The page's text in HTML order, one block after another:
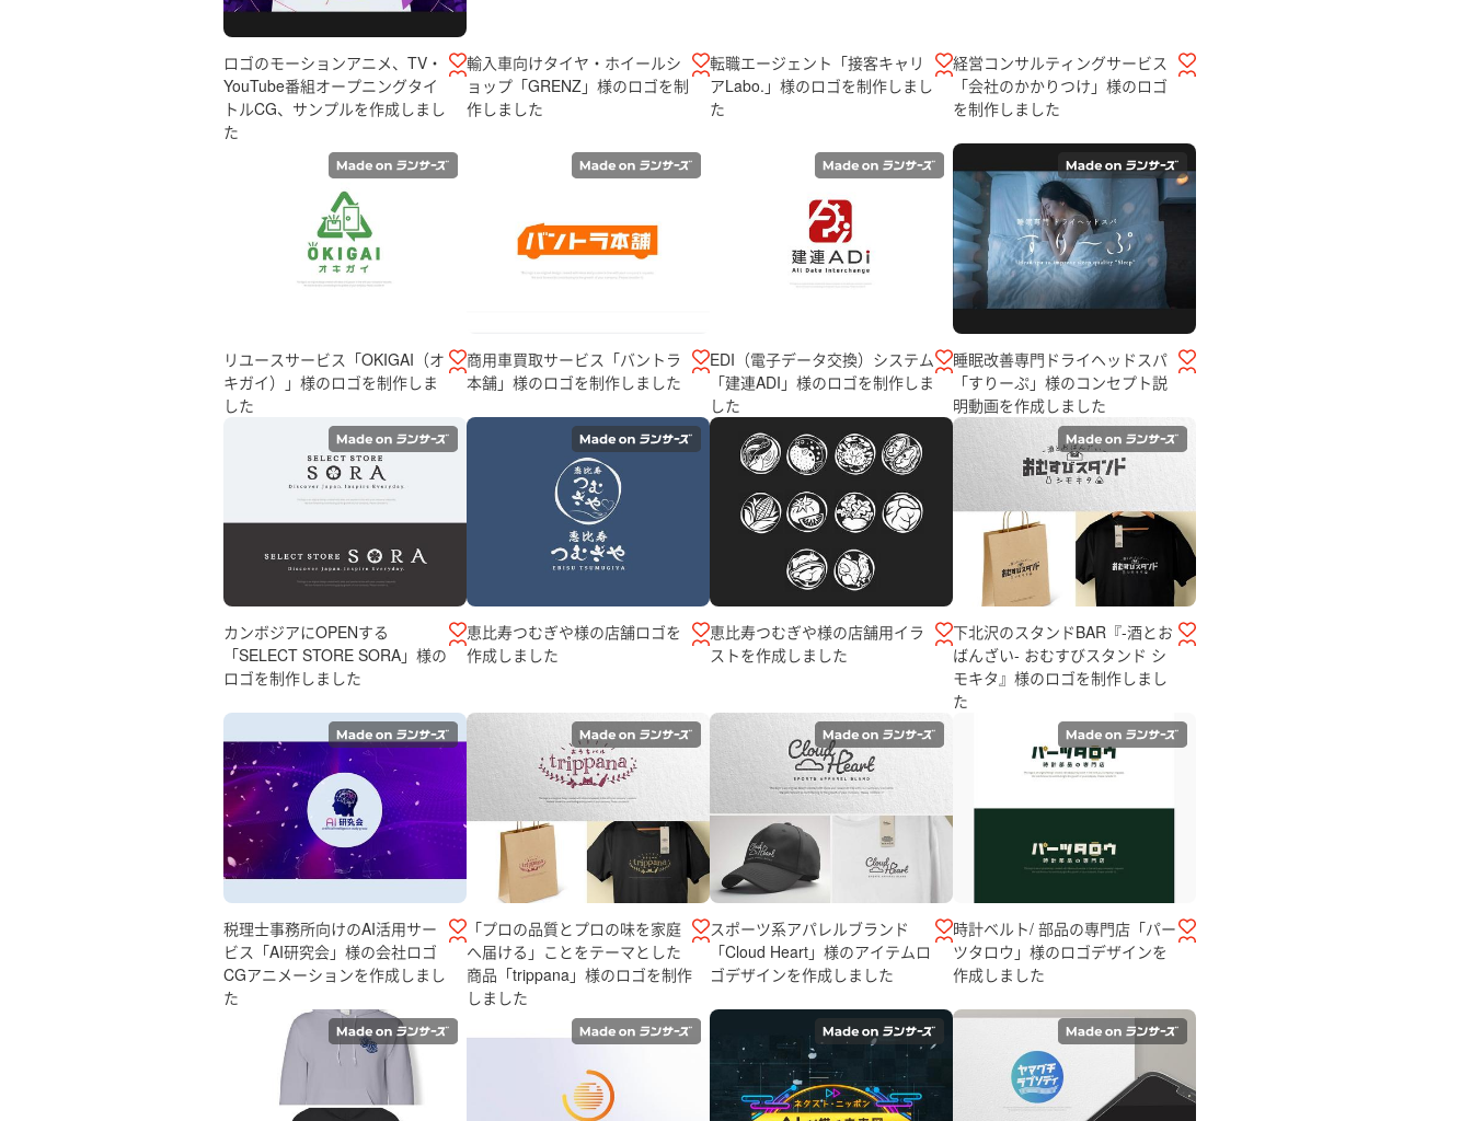
ロゴのモーションアニメ、TV・
YouTube番組オープニングタイ
トルCG、サンプルを作成しまし
た
輸入車向けタイヤ・ホイールシ
ョップ「GRENZ」様のロゴを制
作しました
転職エージェント「接客キャリ
アLabo.」様のロゴを制作しまし
た
経営コンサルティングサービス
「会社のかかりつけ」様のロゴ
を制作しました
リユースサービス「OKIGAI（オ
キガイ）」様のロゴを制作しま
した
商用車買取サービス「バントラ
本舗」様のロゴを制作しました
EDI（電子データ交換）システム
「建連ADI」様のロゴを制作しま
した
睡眠改善専門ドライヘッドスパ
「すりーぷ」様のコンセプト説
明動画を作成しました
カンボジアにOPENする
「SELECT STORE SORA」様の
ロゴを制作しました
恵比寿つむぎや様の店舗ロゴを
作成しました
恵比寿つむぎや様の店舗用イラ
ストを作成しました
下北沢のスタンドBAR『-酒とお
ばんざい- おむすびスタンド シ
モキタ』様のロゴを制作しまし
た
税理士事務所向けのAI活用サー
ビス「AI研究会」様の会社ロゴ
CGアニメーションを作成しまし
た
「プロの品質とプロの味を家庭
へ届ける」ことをテーマとした
商品「trippana」様のロゴを制作
しました
スポーツ系アパレルブランド
「Cloud Heart」様のアイテムロ
ゴデザインを作成しました
時計ベルト/ 部品の専門店「パー
ツタロウ」様のロゴデザインを
作成しました